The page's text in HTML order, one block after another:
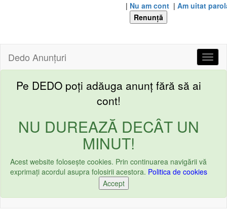
| Nu am cont | Am uitat
Renunță
Dedo Anunțuri
Pe DEDO poți adăuga anunț fără să ai
cont!
NU DUREAZĂ DECÂT UN
MINUT!
Acest website foloseşte cookies. Prin continuarea navigării vă
exprimați acordul asupra folosirii acestora. Politica de cookies
Accept